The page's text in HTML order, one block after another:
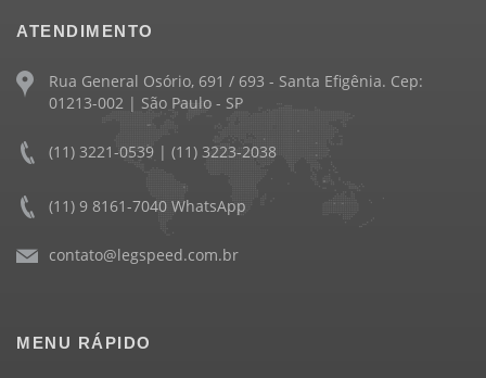
ATENDIMENTO
Rua General Osório, 691 / 693 - Santa Efigênia. Cep:
01213-002 | São Paulo - SP
(11) 3221-0539 | (11) 3223-2038
(11) 9 8161-7040 WhatsApp
contato@legspeed.com.br
MENU RÁPIDO